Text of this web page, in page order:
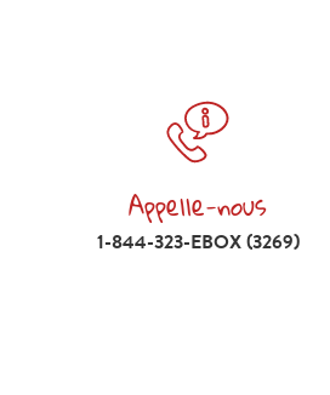
Appelle-nous
Appelle-nous 1-
1-844-323-EBOX (3269)